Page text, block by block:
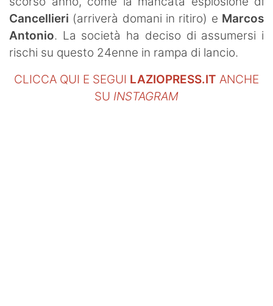
Cancellieri (arriverà domani in ritiro) e Marcos
Antonio. La società ha deciso di assumersi i
rischi su questo 24enne in rampa di lancio.
CLICCA QUI E SEGUI LAZIOPRESS.IT ANCHE
SU INSTAGRAM